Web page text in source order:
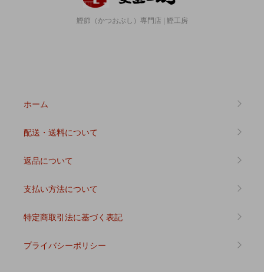
鰹節（かつおぶし）専門店 | 鰹工房
ホーム
配送・送料について
返品について
支払い方法について
特定商取引法に基づく表記
プライバシーポリシー